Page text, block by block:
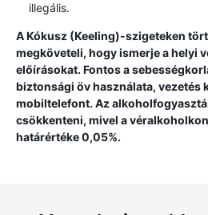
illegális.
A Kókusz (Keeling)-szigeteken
megköveteli, hogy ismerje a helyi
előírásokat. Fontos a
biztonsági öv használata, vezetés
mobiltelefont. Az
csökkenteni, mivel a
határértéke 0,05%.